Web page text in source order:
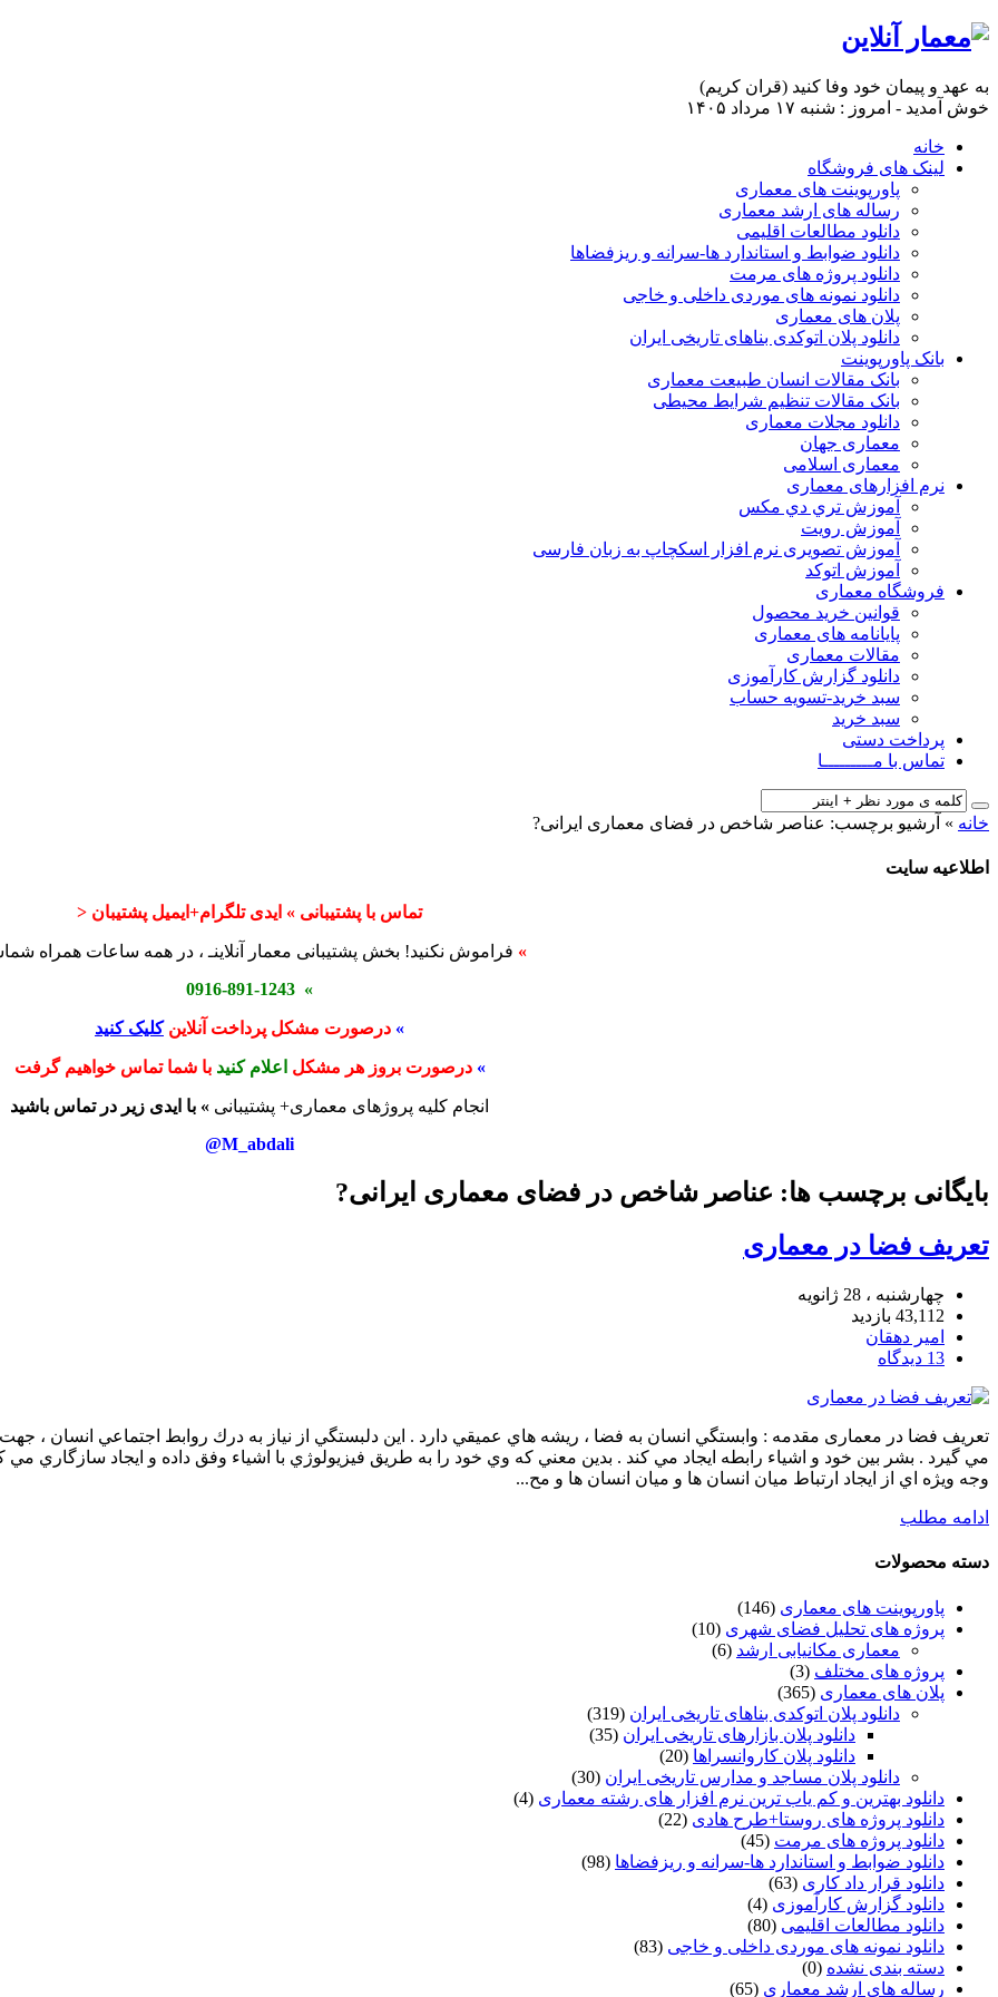
به عهد و پیمان خود وفا کنید (قران کریم)
خوش آمدید - امروز : شنبه ۱۷ مرداد ۱۴۰۵
خانه
لینک های فروشگاه
پاورپوینت های معماری
رساله های ارشد معماری
دانلود مطالعات اقلیمی
دانلود ضوابط و استاندارد ها-سرانه و ریزفضاها
دانلود پروژه های مرمت
دانلود نمونه های موردی داخلی و خاجی
پلان های معماری
دانلود پلان اتوکدی بناهای تاریخی ایران
بانک پاورپوینت
بانک مقالات انسان طبیعت معماری
بانک مقالات تنظیم شرایط محیطی
دانلود مجلات معماری
معماری جهان
معماری اسلامی
نرم افزارهای معماری
آﻣﻮزش ﺗﺮي دي ﻣﮑﺲ
آموزش رویت
آموزش تصویری نرم افزار اسکچاپ به زبان فارسی
آموزش اتوکد
فروشگاه معماری
قوانین خرید محصول
پایانامه های معماری
مقالات معماری
دانلود گزارش کارآموزی
سبد خرید-تسویه حساب
سبد خرید
پرداخت دستی
تماس با مـــــــــا
خانه » آرشیو برچسب: عناصر شاخص در فضای معماری ایرانی?
اطلاعیه سایت
تماس با پشتیبانی » ایدی تلگرام+ایمیل پشتیبان <
» فراموش نکنید! بخش پشتیبانی معمار آنلاینـ ، در همه ساعات همراه
» 0916-891-1243
» درصورت مشکل پرداخت آنلاینکلیک کنید
» درصورت بروز هر مشکل اعلام کنید با شما تماس خواهیم گرفت
انجام کلیه پروژهای معماری+ پشتیبانی » با ایدی زیر در تماس باشید
M_abdali@
بایگانی برچسب ها: عناصر شاخص در فضای معماری ایرانی?
تعریف فضا در معماری
چهارشنبه ، 28 ژانویه
43,112 بازدید
امیر دهقان
13 دیدگاه
تعریف فضا در معماری مقدمه : وابستگي انسان به فضا ، ريشه هاي عميقي دارد . اين دلبستگي از نياز به درك روابط اجتماعي انسان ،
مي گيرد . بشر بين خود و اشياء رابطه ايجاد مي كند . بدين معني كه وي خود را به طريق فيزيولوژي با اشياء وفق داده و ايجاد سازگاري
وجه ويژه اي از ايجاد ارتباط ميان انسان ها و ميان انسان ها و مح...
ادامه مطلب
دسته محصولات
پاورپوینت های معماری (146)
پروژه های تحلیل فضای شهری (10)
معماری مکانیابی ارشد (6)
پروژه های مختلف (3)
پلان های معماری (365)
دانلود پلان اتوکدی بناهای تاریخی ایران (319)
دانلود پلان بازارهای تاریخی ایران (35)
دانلود پلان کاروانسراها (20)
دانلود پلان مساجد و مدارس تاریخی ایران (30)
دانلود بهترین و کم یاب ترین نرم افزار های رشته معماری (4)
دانلود پروژه های روستا+طرح هادی (22)
دانلود پروژه های مرمت (45)
دانلود ضوابط و استاندارد ها-سرانه و ریزفضاها (98)
دانلود قرار داد کاری (63)
دانلود گزارش کارآموزی (4)
دانلود مطالعات اقلیمی (80)
دانلود نمونه های موردی داخلی و خاجی (83)
دسته بندی نشده (0)
رساله های ارشد معماری (65)